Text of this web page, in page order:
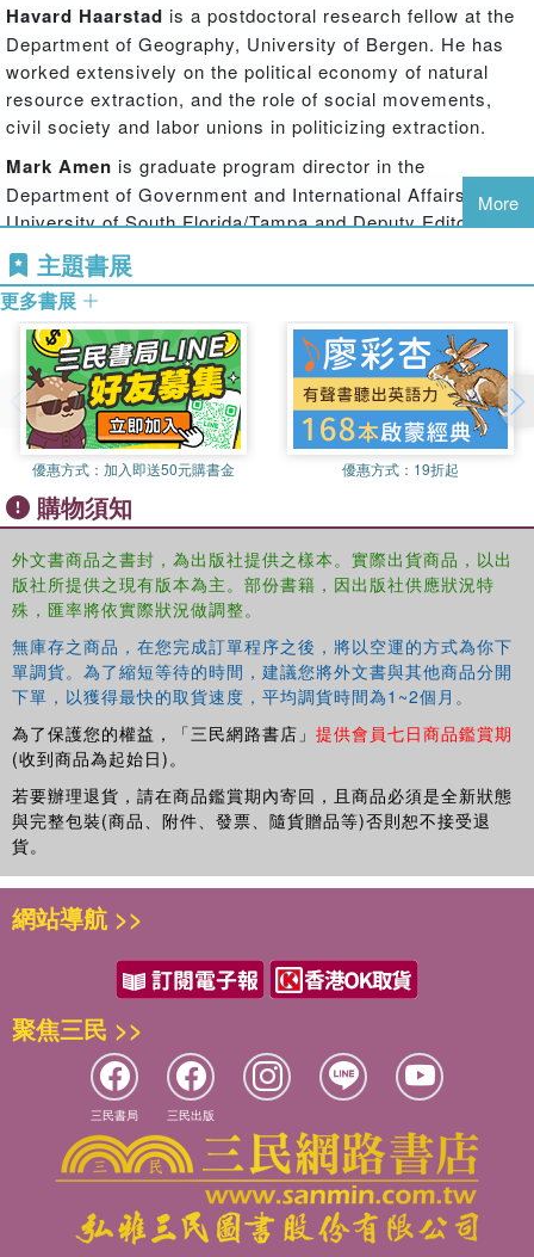
Asuncion Lera St Clair, philosopher and sociologist is
Research Director at the Centre for International Climate
and Environmental Research in Oslo-CICERO and
Associated Senior Researcher with Chr. Michelsens
Institute (CMI). Her research focus is on the interface
between climate change, poverty and development, with
particular emphasis on justice, ethics, and knowledge
productions processes.
Havard Haarstad is a postdoctoral research fellow at the
Department of Geography, University of Bergen. He has
worked extensively on the political economy of natural
resource extraction, and the role of social movements,
civil society and labor unions in politicizing extraction.
Mark Amen is graduate program director in the
Department of Government and International Affairs at the
University of South Florida/Tampa and Deputy Editor of
Globalizations
indebtedness and the global economy.
Asuncion Lera St Clair
Research Director at the Centre for International Climate
and Environmental Research in Oslo-CICERO and
Associated Senior Researcher with Chr. Michelsens
Institute (CMI). Her research focus is on the interface
between climate change, poverty and development, with
particular emphasis on justice, ethics, and knowledge
productions processes.
More
主題書展
更多書展
優惠方式： 加入即送50元購書金 優惠方式： 19折起
購物須知
外文書商品之書封，為出版社提供之樣本。實際出貨商品，以出
版社所提供之現有版本為主。部份書籍，因出版社供應狀況特
殊，匯率將依實際狀況做調整。
無庫存之商品，在您完成訂單程序之後，將以空運的方式為你下
單調貨。為了縮短等待的時間，建議您將外文書與其他商品分開
下單，以獲得最快的取貨速度，平均調貨時間為1~2個月。
為了保護您的權益，「三民網路書店」 提供會員七日商品鑑賞期
(收到商品為起始日)。
若要辦理退貨，請在商品鑑賞期內寄回，且商品必須是全新狀態
與完整包裝(商品、附件、發票、隨貨贈品等)否則恕不接受退
貨。
網站導航 >>
聚焦三民 >>
三民書局 三民出版